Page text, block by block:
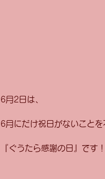
6月2日は、
6月にだけ祝日がないこと
『ぐうたら感謝の日』です！